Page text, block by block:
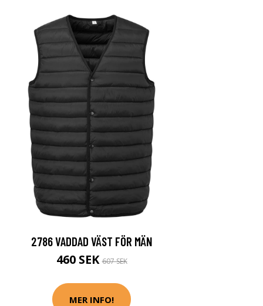
2786 VADDAD VÄST FÖR MÄN
460 SEK607 SEK
MER INFO!